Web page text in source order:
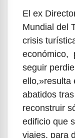
El ex
Mundial del
crisis
económico,
seguir
ello,»resulta
abatidos
reconstruir
edificio que
viajes, para